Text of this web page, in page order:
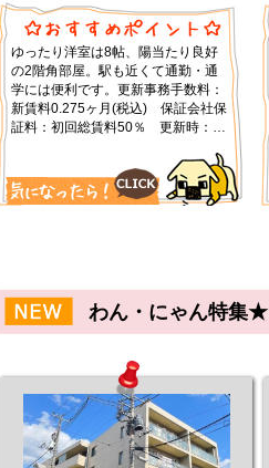
ゆったり洋室は8帖、陽当たり良好
の2階角部屋。駅も近くて通勤・通
学には便利です。更新事務手数料：
新賃料0.275ヶ月(税込) 保証会社保
証料：初回総賃料50％ 更新時：
わん・にゃん特集★